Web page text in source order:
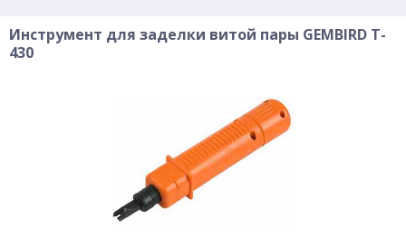
Инструмент для заделки витой пары GEMBIRD T-
430